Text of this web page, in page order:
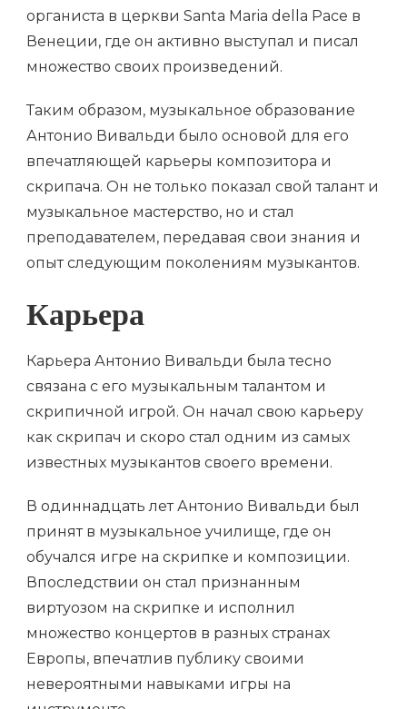
органиста в церкви Santa Maria della Pace в
Венеции, где он активно выступал и писал
множество своих произведений.
Таким образом, музыкальное образование
Антонио Вивальди было основой для его
впечатляющей карьеры композитора и
скрипача. Он не только показал свой талант и
музыкальное мастерство, но и стал
преподавателем, передавая свои знания и
опыт следующим поколениям музыкантов.
Карьера
Карьера Антонио Вивальди была тесно
связана с его музыкальным талантом и
скрипичной игрой. Он начал свою карьеру
как скрипач и скоро стал одним из самых
известных музыкантов своего времени.
В одиннадцать лет Антонио Вивальди был
принят в музыкальное училище, где он
обучался игре на скрипке и композиции.
Впоследствии он стал признанным
виртуозом на скрипке и исполнил
множество концертов в разных странах
Европы, впечатлив публику своими
невероятными навыками игры на